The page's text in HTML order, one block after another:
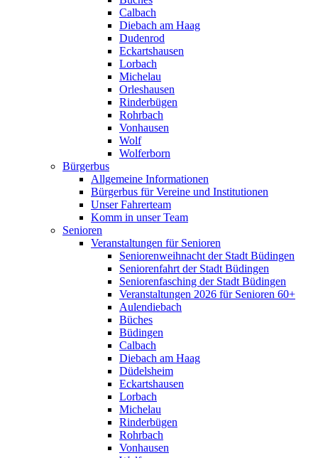
Calbach
Diebach am Haag
Dudenrod
Eckartshausen
Lorbach
Michelau
Orleshausen
Rinderbügen
Rohrbach
Vonhausen
Wolf
Wolferborn
Bürgerbus
Allgemeine Informationen
Bürgerbus für Vereine und Institutionen
Unser Fahrerteam
Komm in unser Team
Senioren
Veranstaltungen für Senioren
Seniorenweihnacht der Stadt Büdingen
Seniorenfahrt der Stadt Büdingen
Seniorenfasching der Stadt Büdingen
Veranstaltungen 2026 für Senioren 60+
Aulendiebach
Büches
Büdingen
Calbach
Diebach am Haag
Düdelsheim
Eckartshausen
Lorbach
Michelau
Rinderbügen
Rohrbach
Vonhausen